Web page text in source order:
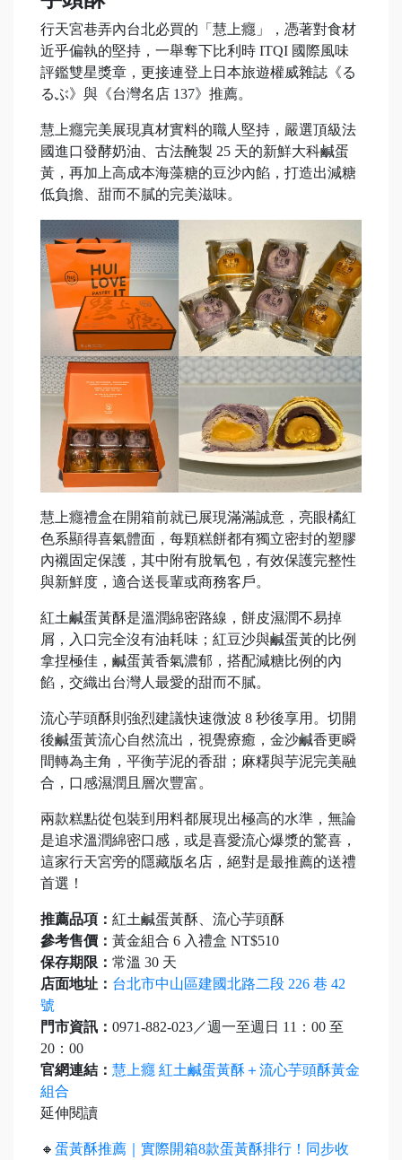
行天宮巷弄內台北必買的「慧上癮」，憑著對食材
近乎偏執的堅持，一舉奪下比利時 ITQI 國際風味
評鑑雙星獎章，更接連登上日本旅遊權威雜誌《る
るぶ》與《台灣名店 137》推薦。
慧上癮完美展現真材實料的職人堅持，嚴選頂級法
國進口發酵奶油、古法醃製 25 天的新鮮大科鹹蛋
黃，再加上高成本海藻糖的豆沙內餡，打造出減糖
低負擔、甜而不膩的完美滋味。
慧上癮禮盒在開箱前就已展現滿滿誠意，亮眼橘紅
色系顯得喜氣體面，每顆糕餅都有獨立密封的塑膠
內襯固定保護，其中附有脫氧包，有效保護完整性
與新鮮度，適合送長輩或商務客戶。
紅土鹹蛋黃酥是溫潤綿密路線，餅皮濕潤不易掉
屑，入口完全沒有油耗味；紅豆沙與鹹蛋黃的比例
拿捏極佳，鹹蛋黃香氣濃郁，搭配減糖比例的內
餡，交織出台灣人最愛的甜而不膩。
流心芋頭酥則強烈建議快速微波 8 秒後享用。切開
後鹹蛋黃流心自然流出，視覺療癒，金沙鹹香更瞬
間轉為主角，平衡芋泥的香甜；麻糬與芋泥完美融
合，口感濕潤且層次豐富。
兩款糕點從包裝到用料都展現出極高的水準，無論
是追求溫潤綿密口感，或是喜愛流心爆漿的驚喜，
這家行天宮旁的隱藏版名店，絕對是最推薦的送禮
首選！
推薦品項： 紅土鹹蛋黃酥、流心芋頭酥
參考售價： 黃金組合 6 入禮盒 NT$510
保存期限： 常溫 30 天
店面地址： 台北市中山區建國北路二段 226 巷 42
號
門市資訊： 0971-882-023／週一至週日 11：00 至
20：00
官網連結： 慧上癮 紅土鹹蛋黃酥＋流心芋頭酥黃金
組合
延伸閱讀
🔸 蛋黃酥推薦｜實際開箱8款蛋黃酥排行！同步收